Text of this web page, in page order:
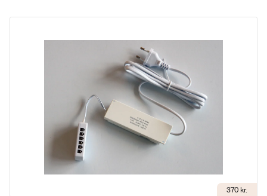
370 kr.